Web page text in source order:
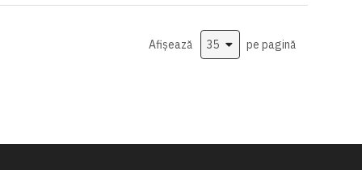
Afișează
pe pagină